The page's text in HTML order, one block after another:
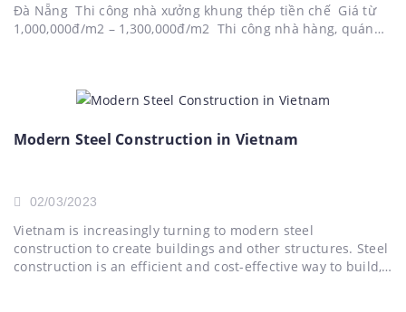
Đà Nẵng Thi công nhà xưởng khung thép tiền chế Giá từ
1,000,000đ/m2 – 1,300,000đ/m2 Thi công nhà hàng, quán
Modern Steel Construction in Vietnam
02/03/2023
Vietnam is increasingly turning to modern steel
construction to create buildings and other structures. Steel
construction is an efficient and cost-effective way to build,